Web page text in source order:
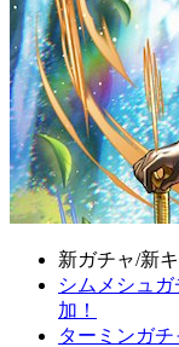
新ガチャ/新
シムメシュ
加！
ターミンガ